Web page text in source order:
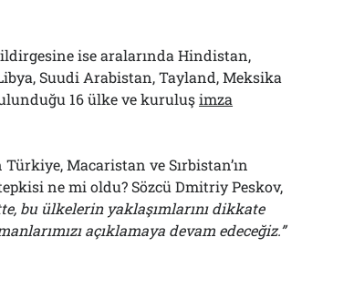
ise aralarında Hindistan,
Suudi Arabistan, Tayland, Meksika
16 ülke ve kuruluşimza
Macaristan ve Sırbistan’ın
ne mi oldu? Sözcü Dmitriy Peskov,
bu ülkelerin yaklaşımlarını dikkate
açıklamaya devam edeceğiz.”